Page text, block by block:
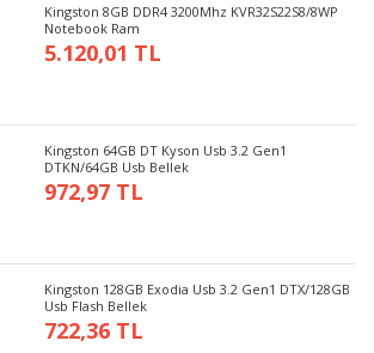
Kingston 8GB DDR4 3200Mhz KVR32S22S8/8WP
Notebook Ram
5.120,01 TL
Kingston 64GB DT Kyson Usb 3.2 Gen1
DTKN/64GB Usb Bellek
972,97 TL
Kingston 128GB Exodia Usb 3.2 Gen1 DTX/128GB
Usb Flash Bellek
722,36 TL